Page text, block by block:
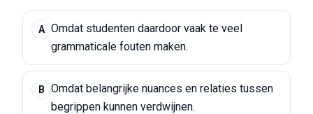
A Omdat studenten daardoor vaak te veel
grammaticale fouten maken.
B
Omdat belangrijke nuances en relaties tussen
begrippen kunnen verdwijnen.